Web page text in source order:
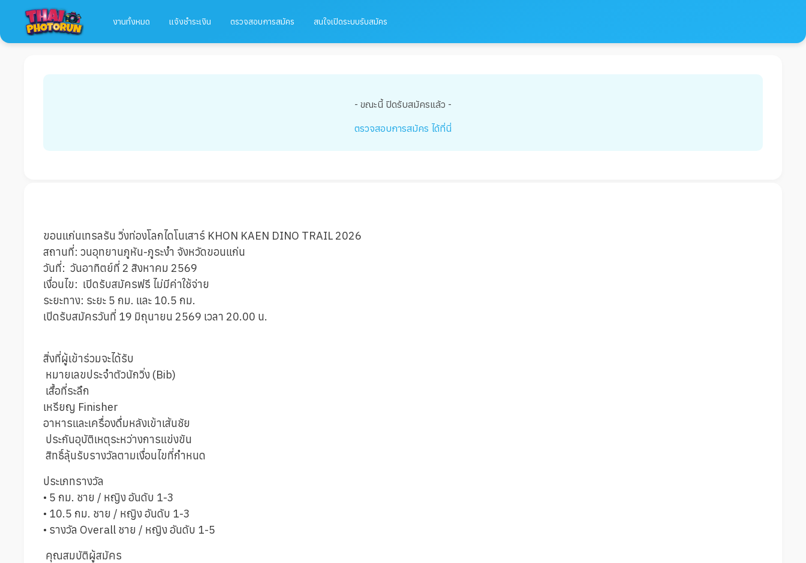
งานทั้งหมด แจ้งชำระเงิน ตรวจสอบการสมัคร สนใจเปิดระบบรับสมัคร
- ขณะนี้ ปิดรับสมัครแล้ว -
ตรวจสอบการสมัคร ได้ที่นี่
ขอนแก่นเทรลรัน วิ่งท่องโลกไดโนเสาร์ KHON KAEN DINO TRAIL 2026
สถานที่: วนอุทยานภูหัน-ภูระงำ จังหวัดขอนแก่น
วันที่: วันอาทิตย์ที่ 2 สิงหาคม 2569
เงื่อนไข: เปิดรับสมัครฟรี ไม่มีค่าใช้จ่าย
ระยะทาง: ระยะ 5 กม. และ 10.5 กม.
เปิดรับสมัครวันที่ 19 มิถุนายน 2569 เวลา 20.00 น.
สิ่งที่ผู้เข้าร่วมจะได้รับ
หมายเลขประจำตัวนักวิ่ง (Bib)
เสื้อที่ระลึก
เหรียญ Finisher
อาหารและเครื่องดื่มหลังเข้าเส้นชัย
ประกันอุบัติเหตุระหว่างการแข่งขัน
สิทธิ์ลุ้นรับรางวัลตามเงื่อนไขที่กำหนด
ประเภทรางวัล
• 5 กม. ชาย / หญิง อันดับ 1-3
• 10.5 กม. ชาย / หญิง อันดับ 1-3
• รางวัล Overall ชาย / หญิง อันดับ 1-5
คุณสมบัติผู้สมัคร